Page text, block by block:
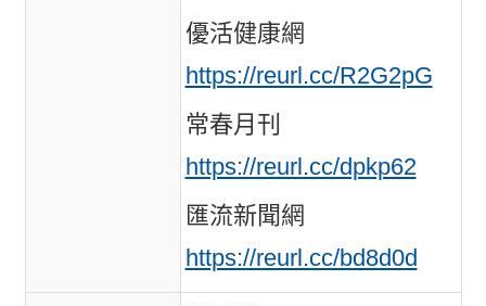
優活健康網
https://reurl.cc/R2G2pG
常春月刊
https://reurl.cc/dpkp62
匯流新聞網
https://reurl.cc/bd8d0d